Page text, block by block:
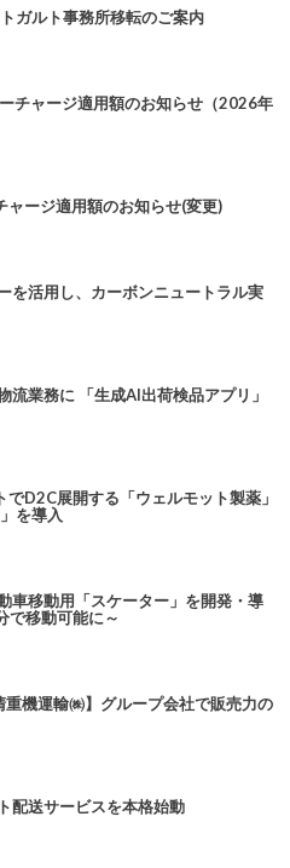
ガルト事務所移転のご案内
チャージ適用額のお知らせ（2026年
ージ適用額のお知らせ(変更)
を活用し、カーボンニュートラル実
業務に 「生成AI出荷検品アプリ」
D2C展開する「ウェルモット製薬」
を導入
車移動用「スケーター」を開発・導
で移動可能に～
重機運輸㈱】グループ会社で販売力の
配送サービスを本格始動